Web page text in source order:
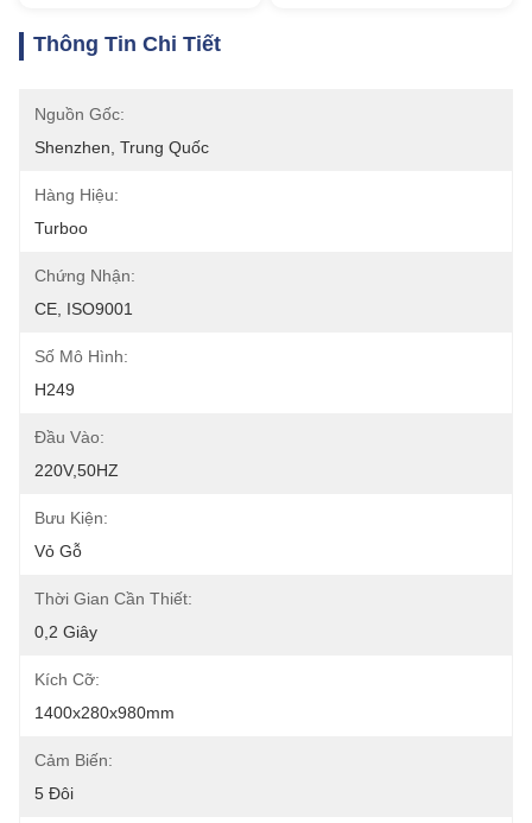
Thông Tin Chi Tiết
Nguồn Gốc:
Shenzhen, Trung Quốc
Hàng Hiệu:
Turboo
Chứng Nhận:
CE, ISO9001
Số Mô Hình:
H249
Đầu Vào:
220V,50HZ
Bưu Kiện:
Vỏ Gỗ
Thời Gian Cần Thiết:
0,2 Giây
Kích Cỡ:
1400x280x980mm
Cảm Biến:
5 Đôi